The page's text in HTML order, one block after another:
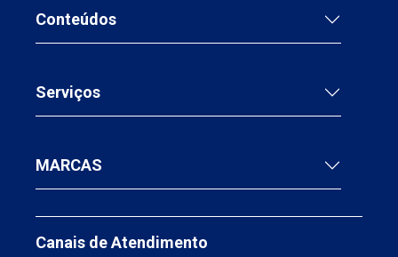
Conteúdos
Serviços
MARCAS
Canais de Atendimento